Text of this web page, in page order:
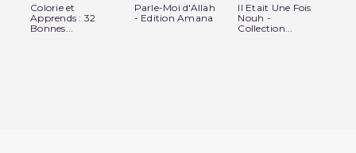
Colorie et
Apprends : 32
Bonnes...
Parle-Moi d'Allah
- Edition Amana
Il Etait Une Fois
Nouh -
Collection...